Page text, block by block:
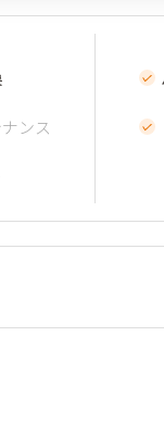
ンス